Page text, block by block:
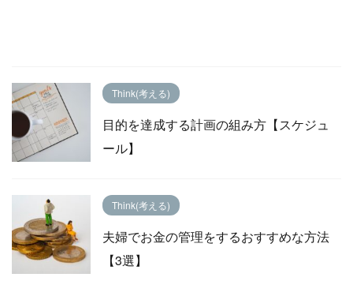
Think(考える)
目的を達成する計画の組み方【スケジュ
ール】
Think(考える)
夫婦でお金の管理をするおすすめな方法
【3選】